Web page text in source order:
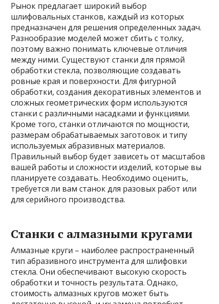
Рынок предлагает широкий выбор
шлифовальных станков, каждый из которых
предназначен для решения определенных задач.
Разнообразие моделей может сбить с толку,
поэтому важно понимать ключевые отличия
между ними. Существуют станки для прямой
обработки стекла, позволяющие создавать
ровные края и поверхности. Для фигурной
обработки, создания декоративных элементов и
сложных геометрических форм используются
станки с различными насадками и функциями.
Кроме того, станки отличаются по мощности,
размерам обрабатываемых заготовок и типу
используемых абразивных материалов.
Правильный выбор будет зависеть от масштабов
вашей работы и сложности изделий, которые вы
планируете создавать. Необходимо оценить,
требуется ли вам станок для разовых работ или
для серийного производства.
Станки с алмазными кругами
Алмазные круги – наиболее распространенный
тип абразивного инструмента для шлифовки
стекла. Они обеспечивают высокую скорость
обработки и точность результата. Однако,
стоимость алмазных кругов может быть